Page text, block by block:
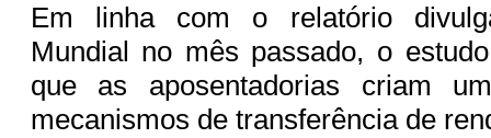
Em linha com o relatório
Mundial no mês passado, o
que as aposentadorias criam
mecanismos de transferência de